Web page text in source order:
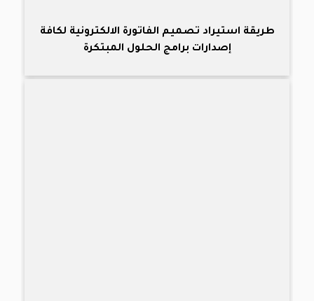
طريقة استيراد تصميم الفاتورة الالكترونية لكافة
إصدارات برامج الحلول المبتكرة